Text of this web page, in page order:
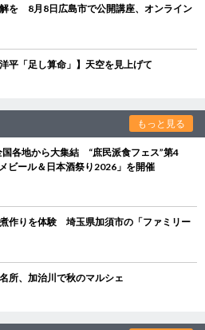
を 8月8日広島市で公開講座、オンライン
平「足し算命」】天空を見上げて
もっと見る
国各地から大集結 “庶民派食フェス”第4
ビール＆日本酒祭り2026」を開催
作りを体験 埼玉県加須市の「ファミリー
所、加治川で秋のマルシェ